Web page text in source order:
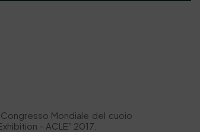
Congresso Mondiale del cuoio
– ACLE” 2017.